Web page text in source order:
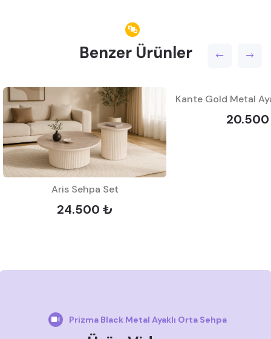
Benzer Ürünler
Aris Sehpa Set
24.500 ₺
Prizma Black Metal Ayaklı Orta Sehpa